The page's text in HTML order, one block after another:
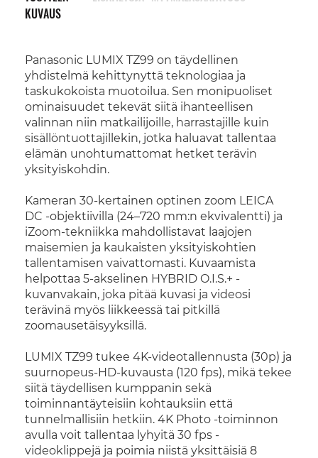
KUVAUS
Panasonic LUMIX TZ99 on täydellinen
yhdistelmä kehittynyttä teknologiaa ja
taskukokoista muotoilua. Sen monipuoliset
ominaisuudet tekevät siitä ihanteellisen
valinnan niin matkailijoille, harrastajille kuin
sisällöntuottajillekin, jotka haluavat tallentaa
elämän unohtumattomat hetket terävin
yksityiskohdin.
Kameran 30-kertainen optinen zoom LEICA
DC -objektiivilla (24–720 mm:n ekvivalentti) ja
iZoom-tekniikka mahdollistavat laajojen
maisemien ja kaukaisten yksityiskohtien
tallentamisen vaivattomasti. Kuvaamista
helpottaa 5-akselinen HYBRID O.I.S.+ -
kuvanvakain, joka pitää kuvasi ja videosi
terävinä myös liikkeessä tai pitkillä
zoomausetäisyyksillä.
LUMIX TZ99 tukee 4K-videotallennusta (30p) ja
suurnopeus-HD-kuvausta (120 fps), mikä tekee
siitä täydellisen kumppanin sekä
toiminnantäyteisiin kohtauksiin että
tunnelmallisiin hetkiin. 4K Photo -toiminnon
avulla voit tallentaa lyhyitä 30 fps -
videoklippejä ja poimia niistä yksittäisiä 8